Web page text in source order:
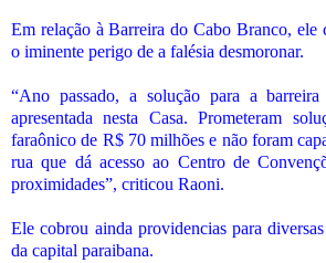
Em relação à Barreira do Cabo Branco, ele
o iminente perigo de a falésia desmoronar.
“Ano passado, a solução para a
apresentada nesta Casa. Prometeram
faraônico de R$ 70 milhões e não foram
rua que dá acesso ao Centro de
proximidades”, criticou Raoni.
Ele cobrou ainda providencias para
da capital paraibana.